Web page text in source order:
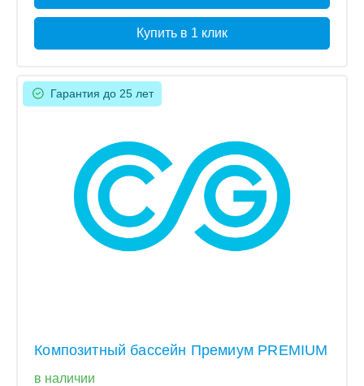
Купить в 1 клик
Гарантия до 25 лет
Композитный бассейн Премиум PREMIUM
в наличии